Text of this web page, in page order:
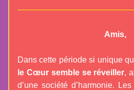
Amis,
le Cœur semble se réveiller,
d’une société d’harmonie.